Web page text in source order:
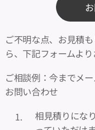
ご不明な点、お見積
ら、下記フォームよ
ご相談例：今までメ
お問い合わせ
相見積りにな